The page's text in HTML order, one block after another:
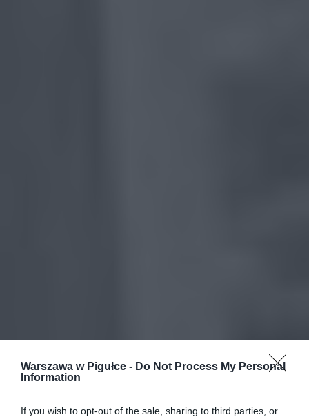
Warszawa w Pigułce - Do Not Process My Personal
Information
If you wish to opt-out of the sale, sharing to third parties, or